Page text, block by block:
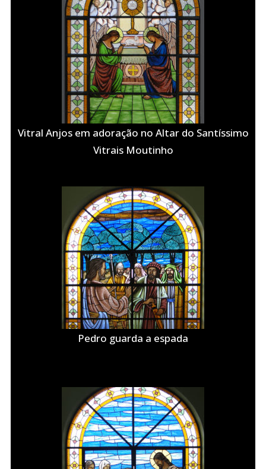
Vitral Anjos em adoração no Altar do Santíssimo
Vitrais Moutinho
Pedro guarda a espada